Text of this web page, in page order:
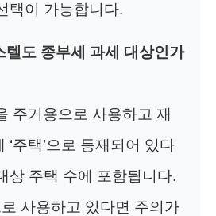
택이 가능합니다.
텔도 종부세 과세 대상인가
주거용으로 사용하고 재
‘주택’으로 등재되어 있다
상 주택 수에 포함됩니다.
사용하고 있다면 주의가